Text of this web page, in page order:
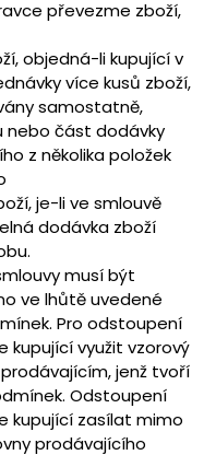
převezme zboží,
objedná-li kupující v
více kusů zboží,
samostatně,
nebo část dodávky
z několika položek
je-li ve smlouvě
dodávka zboží
musí být
ve lhůtě uvedené
Pro odstoupení
kupující využit vzorový
jenž tvoří
Odstoupení
kupující zasílat mimo
prodávajícího